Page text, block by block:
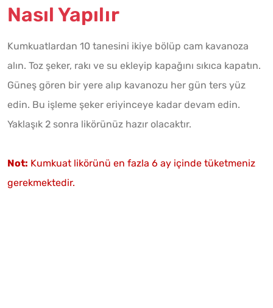
Nasıl Yapılır
Kumkuatlardan 10 tanesini ikiye bölüp cam kavanoza
alın. Toz şeker, rakı ve su ekleyip kapağını sıkıca kapatın.
Güneş gören bir yere alıp kavanozu her gün ters yüz
edin. Bu işleme şeker eriyinceye kadar devam edin.
Yaklaşık 2 sonra likörünüz hazır olacaktır.
Not: Kumkuat likörünü en fazla 6 ay içinde tüketmeniz
gerekmektedir.